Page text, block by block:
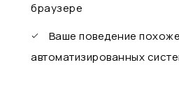
браузере
Ваше поведение
автоматизированных